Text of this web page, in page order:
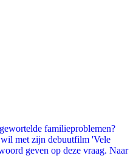
familieproblemen?
met zijn debuutfilm 'Vele
geven op deze vraag. Naar